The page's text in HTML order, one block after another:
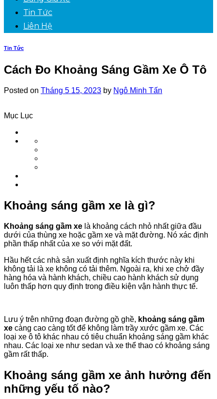
Tin Tức
Liên Hệ
Tin Tức
Cách Đo Khoảng Sáng Gầm Xe Ô Tô
Posted on Tháng 5 15, 2023 by Ngô Minh Tấn
Mục Lục
Khoảng sáng gầm xe là gì?
Khoảng sáng gầm xe là khoảng cách nhỏ nhất giữa đầu
dưới của thùng xe hoặc gầm xe và mặt đường. Nó xác định
phần thấp nhất của xe so với mặt đất.
Hầu hết các nhà sản xuất định nghĩa kích thước này khi
không tải là xe không có tải thêm. Ngoài ra, khi xe chở đầy
hàng hóa và hành khách, chiều cao hành khách sử dụng
luôn thấp hơn quy định trong điều kiện vận hành thực tế.
Lưu ý trên những đoạn đường gồ ghề, khoảng sáng gầm
xe càng cao càng tốt để không làm trầy xước gầm xe. Các
loại xe ô tô khác nhau có tiêu chuẩn khoảng sáng gầm khác
nhau. Các loại xe như sedan và xe thể thao có khoảng sáng
gầm rất thấp.
Khoảng sáng gầm xe ảnh hưởng đến
những yếu tố nào?